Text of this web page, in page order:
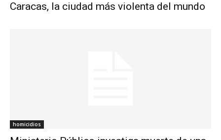
Caracas, la ciudad más violenta del mundo
homicidios